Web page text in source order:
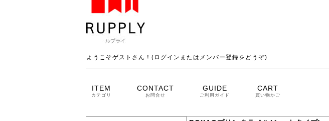
ようこそゲストさん！(ログインまたはメンバー登録をどうぞ)
ITEM
カテゴリ
CONTACT
お問合せ
GUIDE
ご利用ガイド
CART
買い物かご